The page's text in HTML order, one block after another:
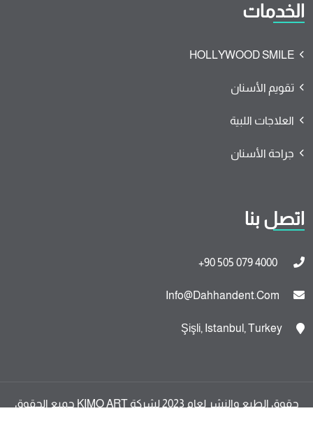
الخدمات
HOLLYWOOD SMILE
تقويم الأسنان
العلاجات اللبية
جراحة الأسنان
اتصل بنا
+90 505 079 4000
Info@dahhandent.com
Şişli, Istanbul, Turkey
حقوق الطبع والنشر لعام 2023 لشركة KIMO ART جميع الحقوق